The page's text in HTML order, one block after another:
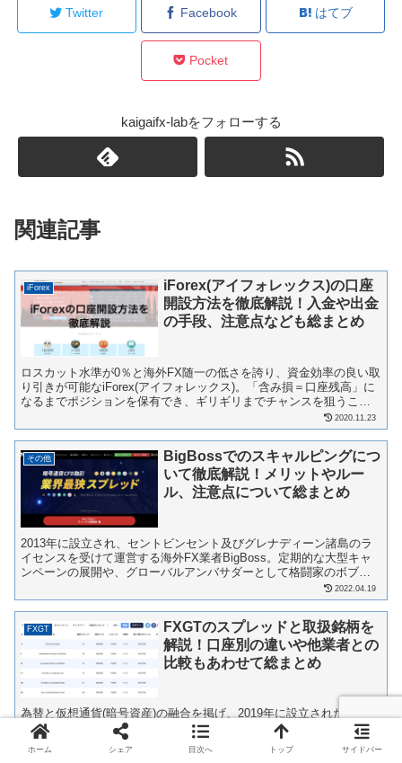
Twitter Facebook はてブ
Pocket
kaigaifx-labをフォローする
関連記事
iForex
iForex(アイフォレックス)の口座
開設方法を徹底解説！入金や出金
の手段、注意点なども総まとめ
ロスカット水準が0％と海外FX随一の低さを誇り、資金効率の良い取
り引きが可能なiForex(アイフォレックス)。「含み損＝口座残高」に
なるまでポジションを保有でき、ギリギリまでチャンスを狙うこと
2020.11.23
その他
BigBossでのスキャルピングにつ
いて徹底解説！メリットやルー
ル、注意点について総まとめ
2013年に設立され、セントビンセント及びグレナディーン諸島のラ
イセンスを受けて運営する海外FX業者BigBoss。定期的な大型キャ
ンペーンの展開や、グローバルアンバサダーとして格闘家のボブサ
2022.04.19
FXGT
FXGTのスプレッドと取扱銘柄を
解説！口座別の違いや他業者との
比較もあわせて総まとめ
為替と仮想通貨(暗号資産)の融合を掲げ、2019年に設立された海外
FX業者のFXGT。2021年には最大レバレッジを1000倍に引き上げ、
従来のスタンダード口座のみの提供から全5口座タイプに増設するな
ど存在感を増している新鋭ブローカーですね...
ホーム シェア 目次へ トップ サイドバー